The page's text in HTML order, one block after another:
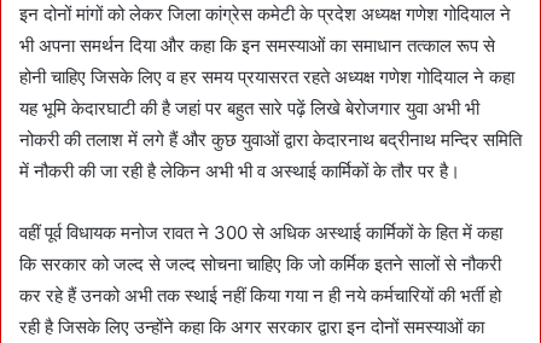
इन दोनों मांगों को लेकर जिला कांग्रेस कमेटी के प्रदेश अध्यक्ष गणेश गोदियाल ने
भी अपना समर्थन दिया और कहा कि इन समस्याओं का समाधान तत्काल रूप से
होनी चाहिए जिसके लिए व हर समय प्रयासरत रहते अध्यक्ष गणेश गोदियाल ने कहा
यह भूमि केदारघाटी की है जहां पर बहुत सारे पढ़ें लिखे बेरोजगार युवा अभी भी
नोकरी की तलाश में लगे हैं और कुछ युवाओं द्वारा केदारनाथ बद्रीनाथ मन्दिर समिति
में नौकरी की जा रही है लेकिन अभी भी व अस्थाई कार्मिकों के तौर पर है।
वहीं पूर्व विधायक मनोज रावत ने 300 से अधिक अस्थाई कार्मिकों के हित में कहा
कि सरकार को जल्द से जल्द सोचना चाहिए कि जो कर्मिक इतने सालों से नौकरी
कर रहे हैं उनको अभी तक स्थाई नहीं किया गया न ही नये कर्मचारियों की भर्ती हो
रही है जिसके लिए उन्होंने कहा कि अगर सरकार द्वारा इन दोनों समस्याओं का